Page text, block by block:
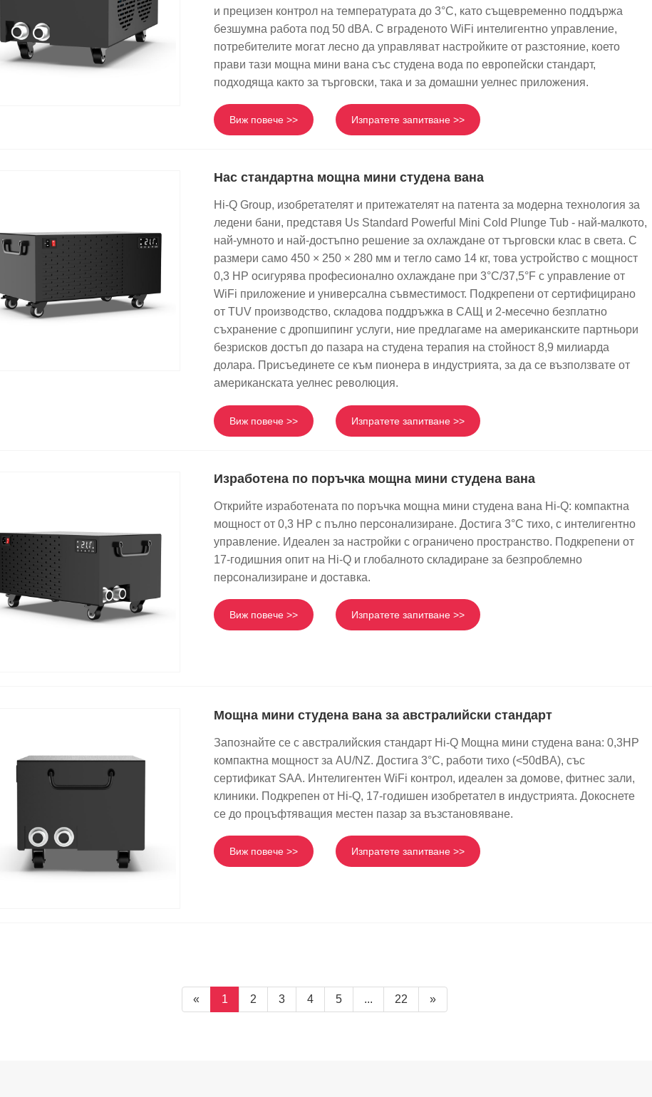
и прецизен контрол на температурата до 3°C, като същевременно поддържа
безшумна работа под 50 dBA. С вграденото WiFi интелигентно управление,
потребителите могат лесно да управляват настройките от разстояние, което
прави тази мощна мини вана със студена вода по европейски стандарт,
подходяща както за търговски, така и за домашни уелнес приложения.
Виж повече >> Изпратете запитване >>
Нас стандартна мощна мини студена вана
Hi-Q Group, изобретателят и притежателят на патента за модерна технология за
ледени бани, представя Us Standard Powerful Mini Cold Plunge Tub - най-малкото,
най-умното и най-достъпно решение за охлаждане от търговски клас в света. С
размери само 450 × 250 × 280 мм и тегло само 14 кг, това устройство с мощност
0,3 HP осигурява професионално охлаждане при 3°C/37,5°F с управление от
WiFi приложение и универсална съвместимост. Подкрепени от сертифицирано
от TUV производство, складова поддръжка в САЩ и 2-месечно безплатно
съхранение с дропшипинг услуги, ние предлагаме на американските партньори
безрисков достъп до пазара на студена терапия на стойност 8,9 милиарда
долара. Присъединете се към пионера в индустрията, за да се възползвате от
американската уелнес революция.
Виж повече >> Изпратете запитване >>
Изработена по поръчка мощна мини студена вана
Открийте изработената по поръчка мощна мини студена вана Hi-Q: компактна
мощност от 0,3 HP с пълно персонализиране. Достига 3°C тихо, с интелигентно
управление. Идеален за настройки с ограничено пространство. Подкрепени от
17-годишния опит на Hi-Q и глобалното складиране за безпроблемно
персонализиране и доставка.
Виж повече >> Изпратете запитване >>
Мощна мини студена вана за австралийски стандарт
Запознайте се с австралийския стандарт Hi-Q Мощна мини студена вана: 0,3HP
компактна мощност за AU/NZ. Достига 3°C, работи тихо (<50dBA), със
сертификат SAA. Интелигентен WiFi контрол, идеален за домове, фитнес зали,
клиники. Подкрепен от Hi-Q, 17-годишен изобретател в индустрията. Докоснете
се до процъфтяващия местен пазар за възстановяване.
Виж повече >> Изпратете запитване >>
« 1 2 3 4 5 ... 22 »